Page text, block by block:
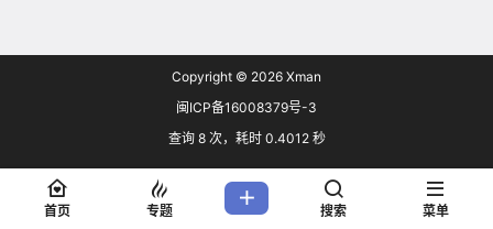
Copyright © 2026 Xman
闽ICP备16008379号-3
查询 8 次，耗时 0.4012 秒
首页 专题 搜索 菜单